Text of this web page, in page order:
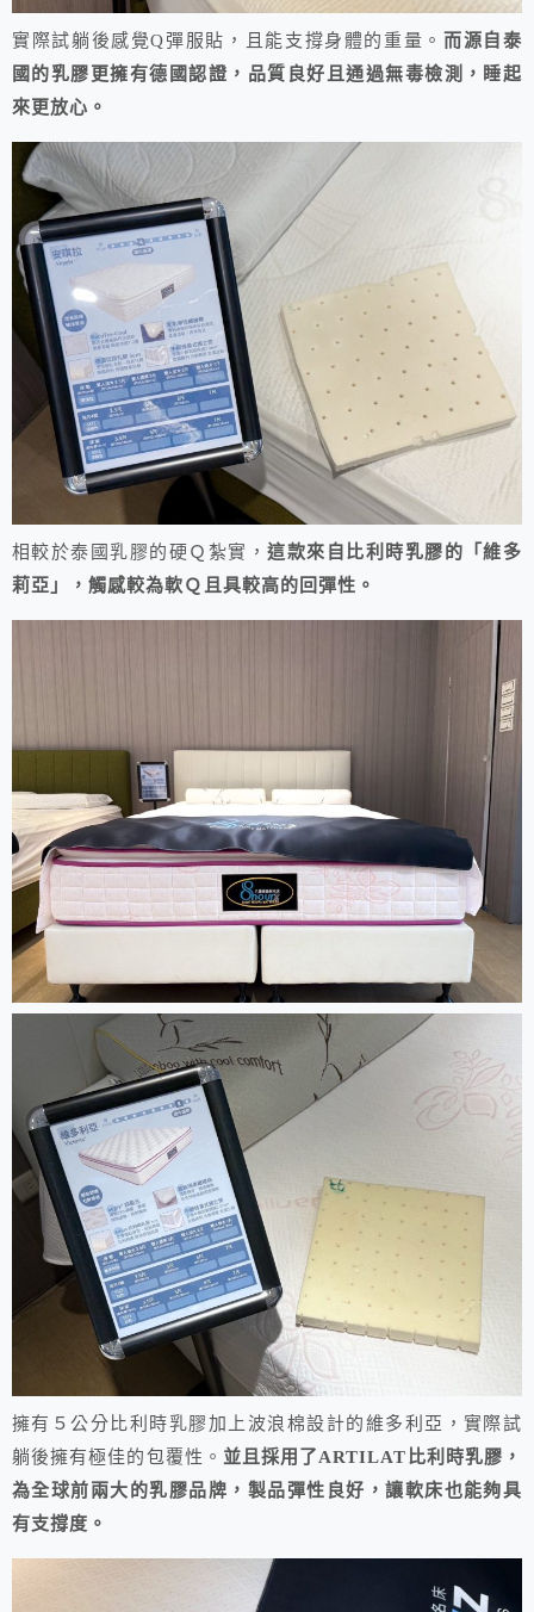
實際試躺後感覺Q彈服貼，且能支撐身體的重量。 而源自泰
國的乳膠更擁有德國認證，品質良好且通過無毒檢測，睡起
來更放心。
相較於泰國乳膠的硬Ｑ紮實，這款來自比利時乳膠的「維多
莉亞」，觸感較為軟Ｑ且具較高的回彈性。
擁有５公分比利時乳膠加上波浪棉設計的維多利亞，實際試
躺後擁有極佳的包覆性。 並且採用了ARTILAT比利時乳膠，
為全球前兩大的乳膠品牌，製品彈性良好，讓軟床也能夠具
有支撐度。